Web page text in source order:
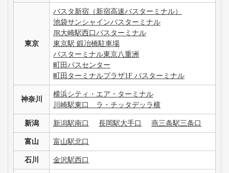
東京
バスタ新宿（新宿高速バスターミナル）
池袋サンシャインバスターミナル
JR大崎駅西口バスターミナル
東京駅 鍛冶橋駐車場
バスターミナル東京八重洲
町田バスセンター
町田ターミナルプラザ1F バスターミナル
神奈川
横浜シティ・エア・ターミナル
川崎駅東口 ラ・チッタデッラ横
新潟 新潟駅南口 長岡駅大手口 燕三条駅三条口
富山 富山駅北口
石川 金沢駅西口